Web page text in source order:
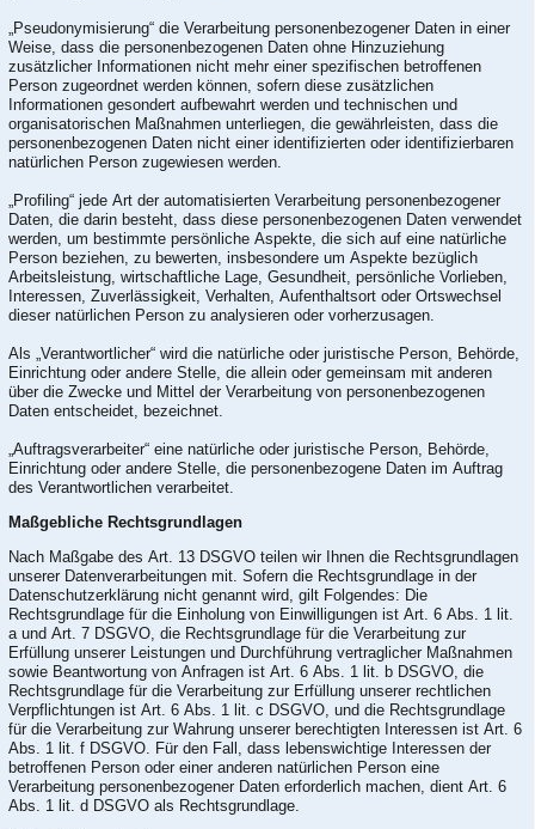
„Pseudonymisierung“ die Verarbeitung personenbezogener Daten in einer
Weise, dass die personenbezogenen Daten ohne Hinzuziehung
zusätzlicher Informationen nicht mehr einer spezifischen betroffenen
Person zugeordnet werden können, sofern diese zusätzlichen
Informationen gesondert aufbewahrt werden und technischen und
organisatorischen Maßnahmen unterliegen, die gewährleisten, dass die
personenbezogenen Daten nicht einer identifizierten oder identifizierbaren
natürlichen Person zugewiesen werden.
„Profiling“ jede Art der automatisierten Verarbeitung personenbezogener
Daten, die darin besteht, dass diese personenbezogenen Daten verwendet
werden, um bestimmte persönliche Aspekte, die sich auf eine natürliche
Person beziehen, zu bewerten, insbesondere um Aspekte bezüglich
Arbeitsleistung, wirtschaftliche Lage, Gesundheit, persönliche Vorlieben,
Interessen, Zuverlässigkeit, Verhalten, Aufenthaltsort oder Ortswechsel
dieser natürlichen Person zu analysieren oder vorherzusagen.
Als „Verantwortlicher“ wird die natürliche oder juristische Person, Behörde,
Einrichtung oder andere Stelle, die allein oder gemeinsam mit anderen
über die Zwecke und Mittel der Verarbeitung von personenbezogenen
Daten entscheidet, bezeichnet.
„Auftragsverarbeiter“ eine natürliche oder juristische Person, Behörde,
Einrichtung oder andere Stelle, die personenbezogene Daten im Auftrag
des Verantwortlichen verarbeitet.
Maßgebliche Rechtsgrundlagen
Nach Maßgabe des Art. 13 DSGVO teilen wir Ihnen die Rechtsgrundlagen
unserer Datenverarbeitungen mit. Sofern die Rechtsgrundlage in der
Datenschutzerklärung nicht genannt wird, gilt Folgendes: Die
Rechtsgrundlage für die Einholung von Einwilligungen ist Art. 6 Abs. 1 lit.
a und Art. 7 DSGVO, die Rechtsgrundlage für die Verarbeitung zur
Erfüllung unserer Leistungen und Durchführung vertraglicher Maßnahmen
sowie Beantwortung von Anfragen ist Art. 6 Abs. 1 lit. b DSGVO, die
Rechtsgrundlage für die Verarbeitung zur Erfüllung unserer rechtlichen
Verpflichtungen ist Art. 6 Abs. 1 lit. c DSGVO, und die Rechtsgrundlage
für die Verarbeitung zur Wahrung unserer berechtigten Interessen ist Art. 6
Abs. 1 lit. f DSGVO. Für den Fall, dass lebenswichtige Interessen der
betroffenen Person oder einer anderen natürlichen Person eine
Verarbeitung personenbezogener Daten erforderlich machen, dient Art. 6
Abs. 1 lit. d DSGVO als Rechtsgrundlage.